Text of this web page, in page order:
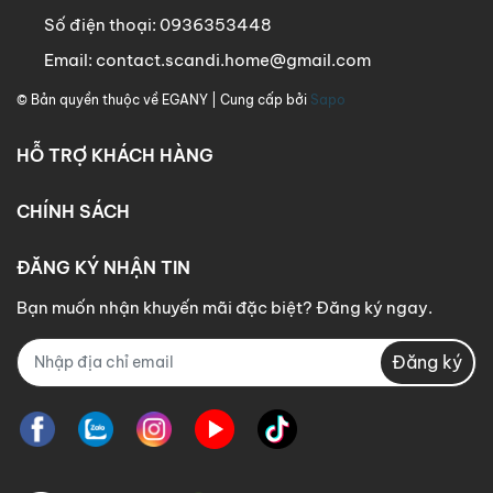
Số điện thoại: 0936353448
Email: contact.scandi.home@gmail.com
© Bản quyền thuộc về EGANY | Cung cấp bởi Sapo
HỖ TRỢ KHÁCH HÀNG
CHÍNH SÁCH
ĐĂNG KÝ NHẬN TIN
Bạn muốn nhận khuyến mãi đặc biệt? Đăng ký ngay.
Đăng ký